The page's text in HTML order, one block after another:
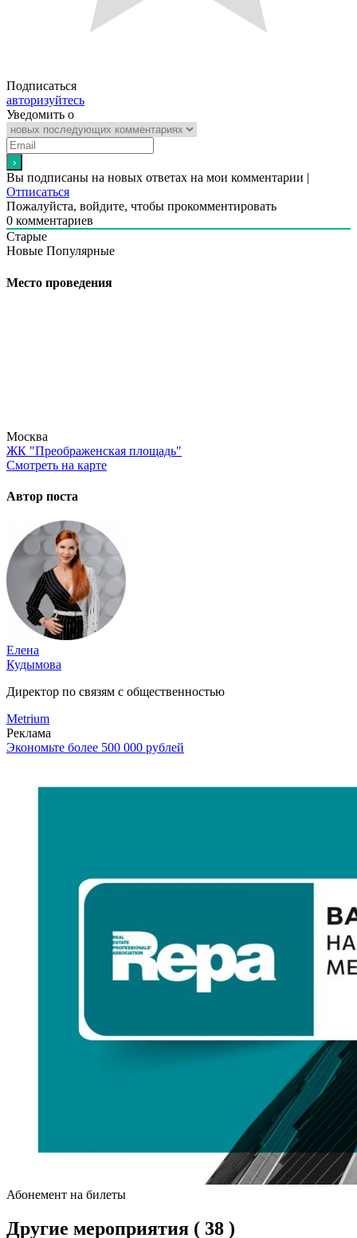
Подписаться
авторизуйтесь
Уведомить о
Вы подписаны на новых ответах на мои комментарии |
Отписаться
Пожалуйста, войдите, чтобы прокомментировать
0 комментариев
Старые
Новые Популярные
Место проведения
Москва
ЖК "Преображенская площадь"
Смотреть на карте
Автор поста
Елена
Кудымова
Директор по связям с общественностью
Metrium
Реклама
Экономьте более 500 000 рублей
Абонемент на билеты
Другие мероприятия ( 38 )